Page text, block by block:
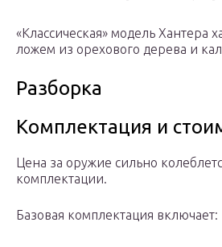
«Классическая» модель Хантера
ложем из орехового дерева и
Разборка
Комплектация и
Цена за оружие сильно
комплектации.
Базовая комплектация включает: